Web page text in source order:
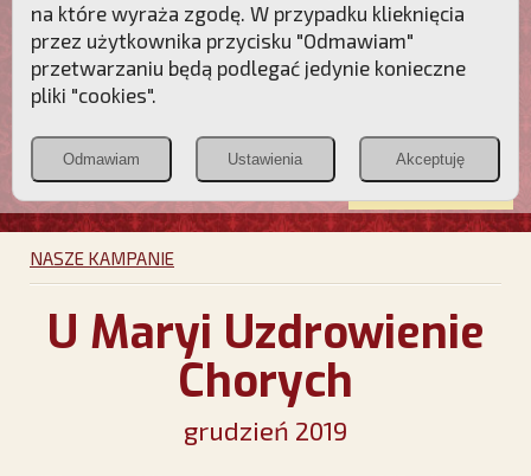
Przebudźmy sumienia Polaków!
Polonia
Christiana
PCh24.pl
Przymierze
POZNAJ APOSTOLAT FATIMY WESPRZYJ
NAS
NASZE KAMPANIE
U Maryi Uzdrowienie
Chorych
grudzień 2019
na które wyraża zgodę. W przypadku klieknięcia
przez użytkownika przycisku "Odmawiam"
przetwarzaniu będą podlegać jedynie konieczne
pliki "cookies".
Odmawiam Ustawienia Akceptuję